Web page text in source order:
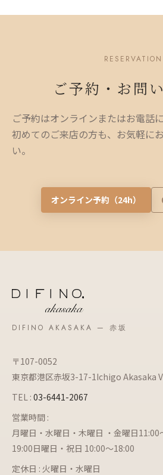
RESERVATION
ご予約・お問
ご予約はオンラインまたはお電話
初めてのご来店の方も、お気軽に
い。
オンライン予約（24h）
DIFINO AKASAKA — 赤坂
〒107-0052
東京都港区赤坂3-17-1Ichigo Akasaka
TEL : 03-6441-2067
営業時間 :
月曜日・水曜日・木曜日 ・金曜日
19:00日曜日・祝日 10:00～18:00
定休日 : 火曜日・水曜日